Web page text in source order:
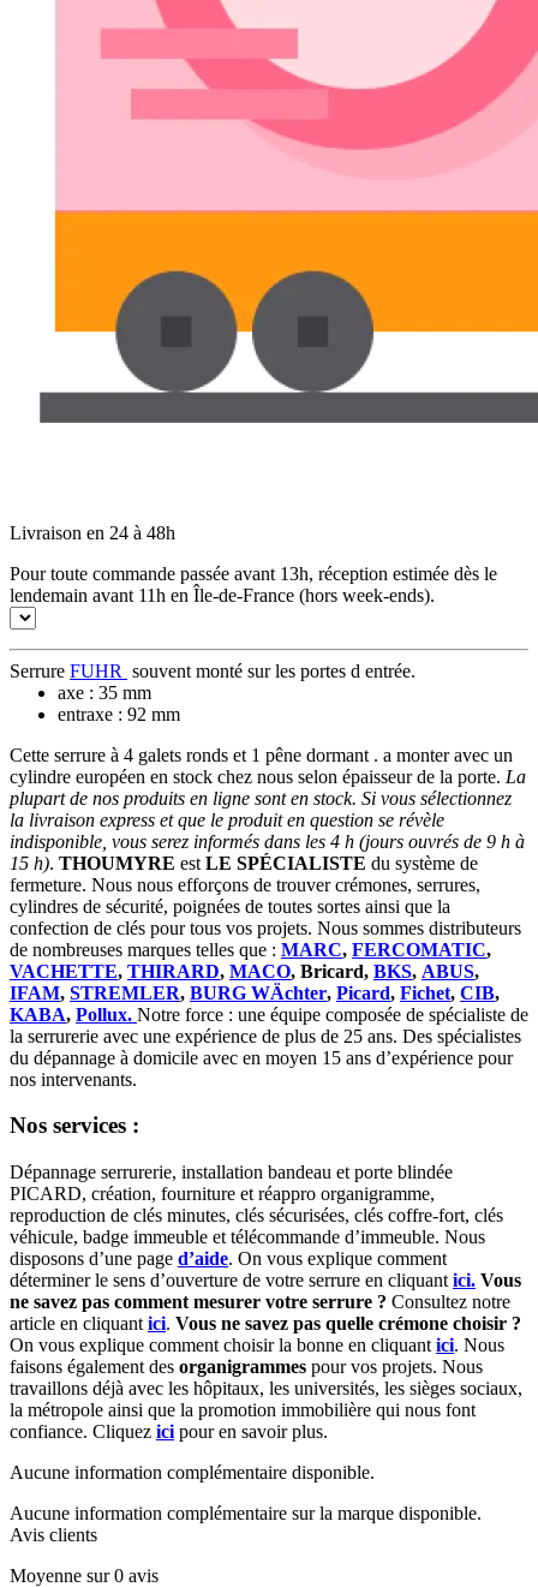
Livraison en 24 à 48h
Pour toute commande passée avant 13h, réception estimée dès le
lendemain avant 11h en Île-de-France (hors week-ends).
Serrure FUHR souvent monté sur les portes d entrée.
axe : 35 mm
entraxe : 92 mm
Cette serrure à 4 galets ronds et 1 pêne dormant . a monter avec un
cylindre européen en stock chez nous selon épaisseur de la porte. La
plupart de nos produits en ligne sont en stock. Si vous sélectionnez
la livraison express et que le produit en question se révèle
indisponible, vous serez informés dans les 4 h (jours ouvrés de 9 h à
15 h). THOUMYRE est LE SPÉCIALISTE du système de
fermeture. Nous nous efforçons de trouver crémones, serrures,
cylindres de sécurité, poignées de toutes sortes ainsi que la
confection de clés pour tous vos projets. Nous sommes distributeurs
de nombreuses marques telles que : MARC, FERCOMATIC,
VACHETTE, THIRARD, MACO, Bricard, BKS, ABUS,
IFAM, STREMLER, BURG WÄchter, Picard, Fichet, CIB,
KABA, Pollux. Notre force : une équipe composée de spécialiste de
la serrurerie avec une expérience de plus de 25 ans. Des spécialistes
du dépannage à domicile avec en moyen 15 ans d’expérience pour
nos intervenants.
Nos services :
Dépannage serrurerie, installation bandeau et porte blindée
PICARD, création, fourniture et réappro organigramme,
reproduction de clés minutes, clés sécurisées, clés coffre-fort, clés
véhicule, badge immeuble et télécommande d’immeuble. Nous
disposons d’une page d’aide. On vous explique comment
déterminer le sens d’ouverture de votre serrure en cliquant ici. Vous
ne savez pas comment mesurer votre serrure ? Consultez notre
article en cliquant ici. Vous ne savez pas quelle crémone choisir ?
On vous explique comment choisir la bonne en cliquant ici. Nous
faisons également des organigrammes pour vos projets. Nous
travaillons déjà avec les hôpitaux, les universités, les sièges sociaux,
la métropole ainsi que la promotion immobilière qui nous font
confiance. Cliquez ici pour en savoir plus.
Aucune information complémentaire disponible.
Aucune information complémentaire sur la marque disponible.
Avis clients
Moyenne sur 0 avis